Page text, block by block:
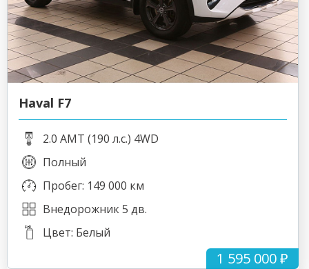
1 595 000 ₽
Haval F7
2.0 AMT (190 л.с.) 4WD
Полный
Пробег: 149 000 км
Внедорожник 5 дв.
Цвет: Белый